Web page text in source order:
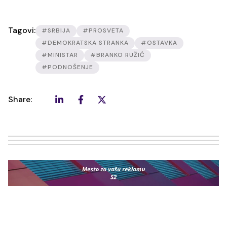
Tagovi: #SRBIJA
#PROSVETA
#DEMOKRATSKA STRANKA
#OSTAVKA
#MINISTAR
#BRANKO RUŽIĆ
#PODNOŠENJE
Share: